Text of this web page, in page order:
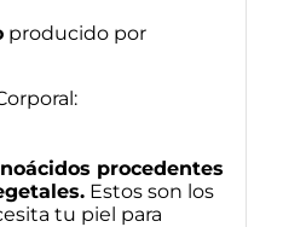
producido por
procedentes
Estos son los
tu piel para